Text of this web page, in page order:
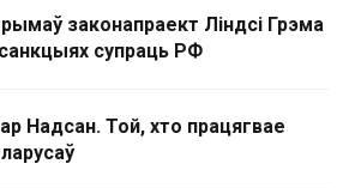
законапраект Ліндсі Грэма
супраць РФ
Надсан. Той, хто працягвае